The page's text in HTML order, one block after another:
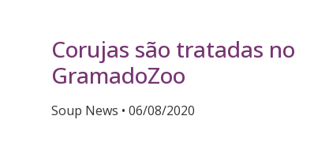
Corujas são tratadas no
GramadoZoo
Soup News 06/08/2020